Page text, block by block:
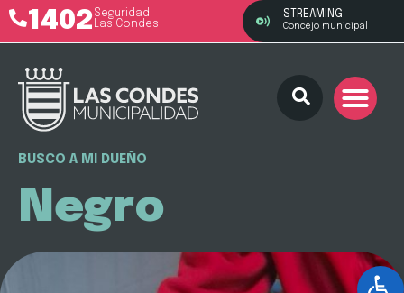
1402 Seguridad
Las Condes
STREAMING
Concejo municipal
BUSCO A MI DUEÑO
Negro